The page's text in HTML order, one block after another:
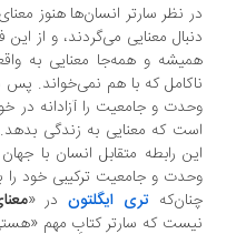
نظر سارتر انسان‌ها هنوز معنای زندگی
معنایی می‌گردند، و از این فراتر
و همه‌جا معنایی به واقعیت
که با هم نمی‌خواند. پس
و جامعیت را آزادانه در خواندن
که معنایی به زندگی بدهد.
رابطه متقابل انسان با جهان که
و جامعیت ترکیبی خود را برای
تری ایگلتوندر «معنای
که سارتر کتابِ مهم «هستی و